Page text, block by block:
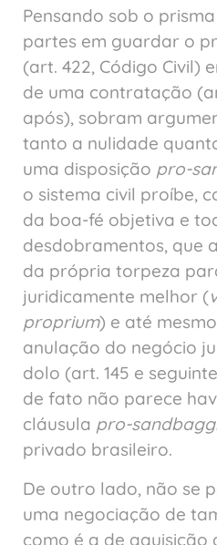
Pensando sob o
partes em guardar o
(art. 422, Código Civil)
de uma contratação
após), sobram
tanto a nulidade
uma disposição pro-
o sistema civil proíbe,
da boa-fé objetiva e
desdobramentos, que
da própria torpeza
juridicamente melhor (
proprium) e até
anulação do negócio
dolo (art. 145 e
de fato não parece
cláusula pro-
privado brasileiro.
De outro lado, não se
uma negociação de
como é a de